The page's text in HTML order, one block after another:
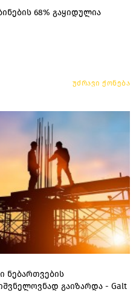
68% გაყიდულია
უძრავი ქონება
ნებართვების
გაიზარდა - Galt